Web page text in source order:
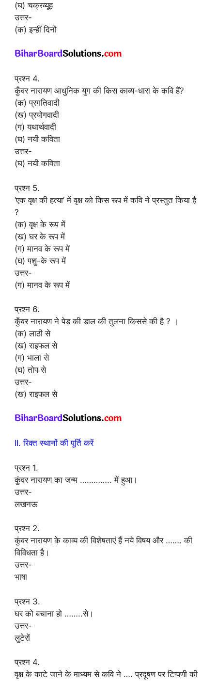
(घ) चक्रव्यूह
उत्तर-
(क) इन्हीं दिनों
प्रश्न 4.
कुँवर नारायण आधुनिक युग की किस काव्य-धारा के कवि हैं?
(क) प्रगतिवादी
(ख) प्रयोगवादी
(ग) यथार्थवादी
(घ) नयी कविता
उत्तर-
(घ) नयी कविता
प्रश्न 5.
‘एक वृक्ष की हत्या’ में वृक्ष को किस रूप में कवि ने प्रस्तुत किया है
?
(क) वृक्ष के रूप में
(ख) घर के रूप में
(ग) मानव के रूप में
(घ) पशु-के रूप में
उत्तर-
(ग) मानव के रूप में
प्रश्न 6.
कुँवर नारायण ने पेड़ की डाल की तुलना किससे की है ? ।
(क) लाठी से
(ख) राइफल से
(ग) भाला से
(घ) तोप से
उत्तर-
(ख) राइफल से
II. रिक्त स्थानों की पूर्ति करें
प्रश्न 1.
कुंवर नारायण का जन्म ………….. में हुआ।
उत्तर-
लखनऊ
प्रश्न 2.
कुंवर नारायण के काव्य की विशेषताएं हैं नये विषय और ……. की
विविधता है।
उत्तर-
भाषा
प्रश्न 3.
घर को बचाना हो ……..से।
उत्तर-
लुटेरों
प्रश्न 4.
वृक्ष के काटे जाने के माध्यम से कवि ने …. प्रदूषण पर टिप्पणी की